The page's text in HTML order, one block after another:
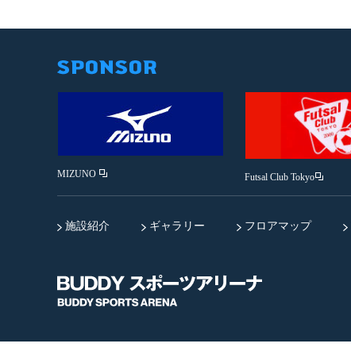
MIZUNO Futsal Club Tokyo
施設紹介 ギャラリー フロアマップ